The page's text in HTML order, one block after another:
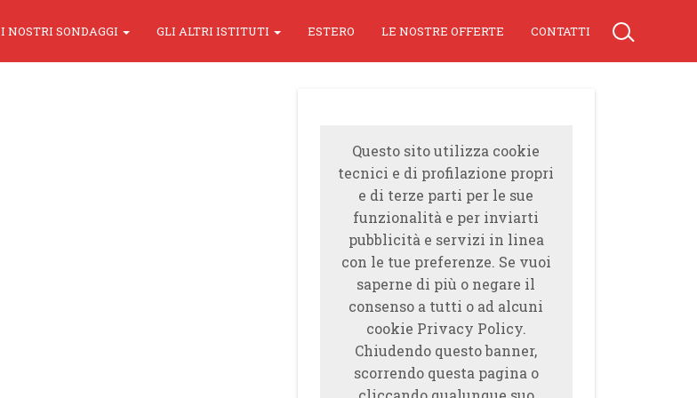
I NOSTRI SONDAGGI GLI ALTRI ISTITUTI ESTERO LE NOSTRE OFFERTE CONTATTI
Questo sito utilizza cookie
tecnici e di profilazione propri
e di terze parti per le sue
funzionalità e per inviarti
pubblicità e servizi in linea
con le tue preferenze. Se vuoi
saperne di più o negare il
consenso a tutti o ad alcuni
cookie Privacy Policy.
Chiudendo questo banner,
scorrendo questa pagina o